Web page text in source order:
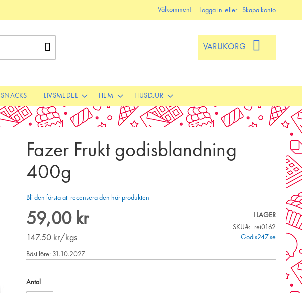
Välkommen! Logga in Skapa konto
VARUKORG
SNACKS LIVSMEDEL HEM HUSDJUR
Fazer Frukt godisblandning
400g
Bli den första att recensera den här produkten
59,00 kr
147.50 kr/kgs
I LAGER
SKU
rei0162
Godis247.se
Bäst före: 31.10.2027
Antal